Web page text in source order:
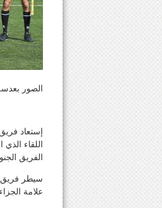
الصور
الفريق الجنوبي
سيطر فريق
علامة